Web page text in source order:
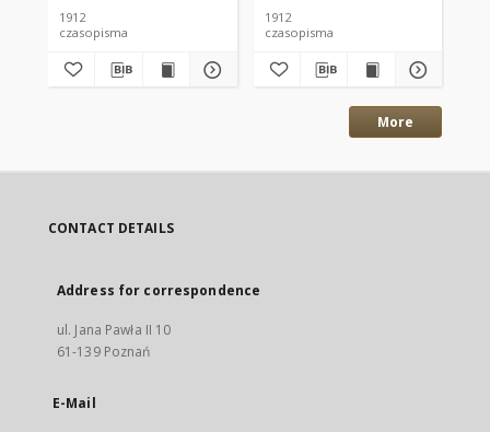
1912
czasopisma
1912
czasopisma
More
CONTACT DETAILS
Address for correspondence
ul. Jana Pawła II 10
61-139 Poznań
E-Mail